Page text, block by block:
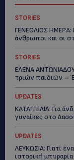
STORIES
ΓΕΝΕΘΛΙΟΣ ΗΜΕΡΑ:
άνθρωποι και οι
STORIES
ΕΛΕΝΑ
τριών παιδιών –
UPDATES
ΚΑΤΑΓΓΕΛΙΑ: Για
γυναίκες στο
UPDATES
ΛΕΥΚΩΣΙΑ: Γιατί
ιστορική